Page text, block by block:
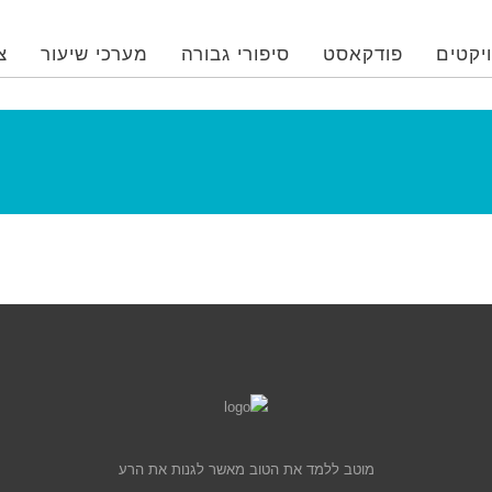
פודקאסט סיפורי גבורה מערכי שיעור
מוטב ללמד את הטוב מאשר לגנות את הרע